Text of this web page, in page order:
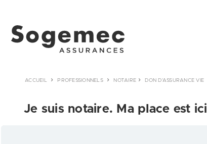
ACCUEIL PROFESSIONNELS NOTAIRE DON D'ASSURANCE VIE
Je suis notaire. Ma place est